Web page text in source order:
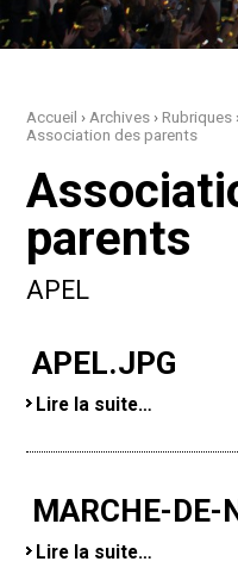
Accueil › Archives ›Rubriques
Association des parents
parents
APEL
APEL.JPG
Lire la suite…
MARCHE-DE-
Lire la suite…